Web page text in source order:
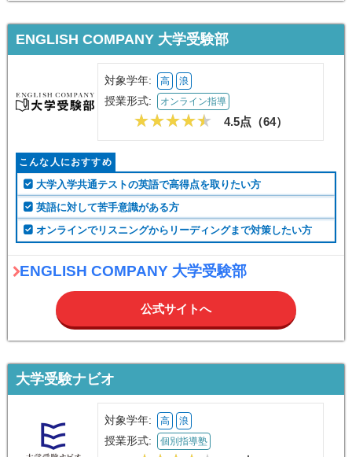
ENGLISH COMPANY 大学受験部
対象学年: 高 浪
授業形式: オンライン指導
4.5点（
大学入学共通テストの英語で高得点を取りたい方
英語に対して苦手意識がある方
オンラインでリスニングからリーディングまで対策したい方
ENGLISH COMPANY 大学受験部
公式サイトへ
大学受験ナビオ
対象学年: 高 浪
授業形式: 個別指導塾